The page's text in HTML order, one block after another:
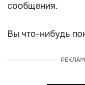
сообщения.
Вы что-нибудь